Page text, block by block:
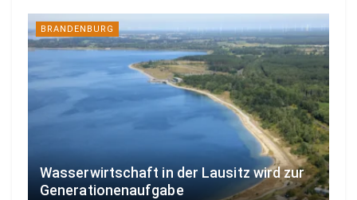
BRANDENBURG
Wasserwirtschaft in der Lausitz wird zur
Generationenaufgabe